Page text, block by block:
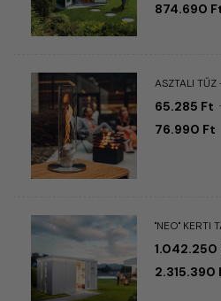
874.690
ASZTALI TŰZ
65.285 Ft
76.990 Ft
"NEO" KERTI
1.042.250
2.315.390